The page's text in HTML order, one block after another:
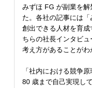
みずほ FG が副業を
た。各社の記事には
創出できる人材を育
ちらの社長インタビ
考え方があることがわ
「社内における競争
80 歳まで自己実現し